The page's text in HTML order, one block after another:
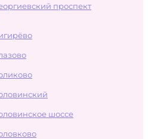
проспект
шоссе